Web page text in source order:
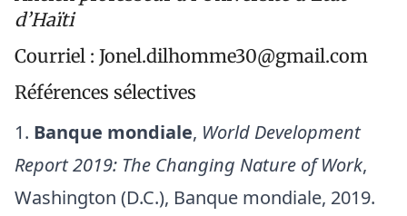
d’Haïti
Courriel : Jonel.dilhomme30@gmail.com
Références sélectives
Banque mondiale, World Development
Report 2019: The Changing Nature of Work,
Washington (D.C.), Banque mondiale, 2019.